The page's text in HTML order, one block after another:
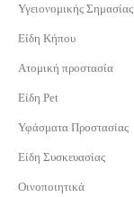
Υγειονομικής Σημασίας
Είδη Κήπου
Ατομική προστασία
Είδη Pet
Υφάσματα Προστασίας
Είδη Συσκευασίας
Οινοποιητικά